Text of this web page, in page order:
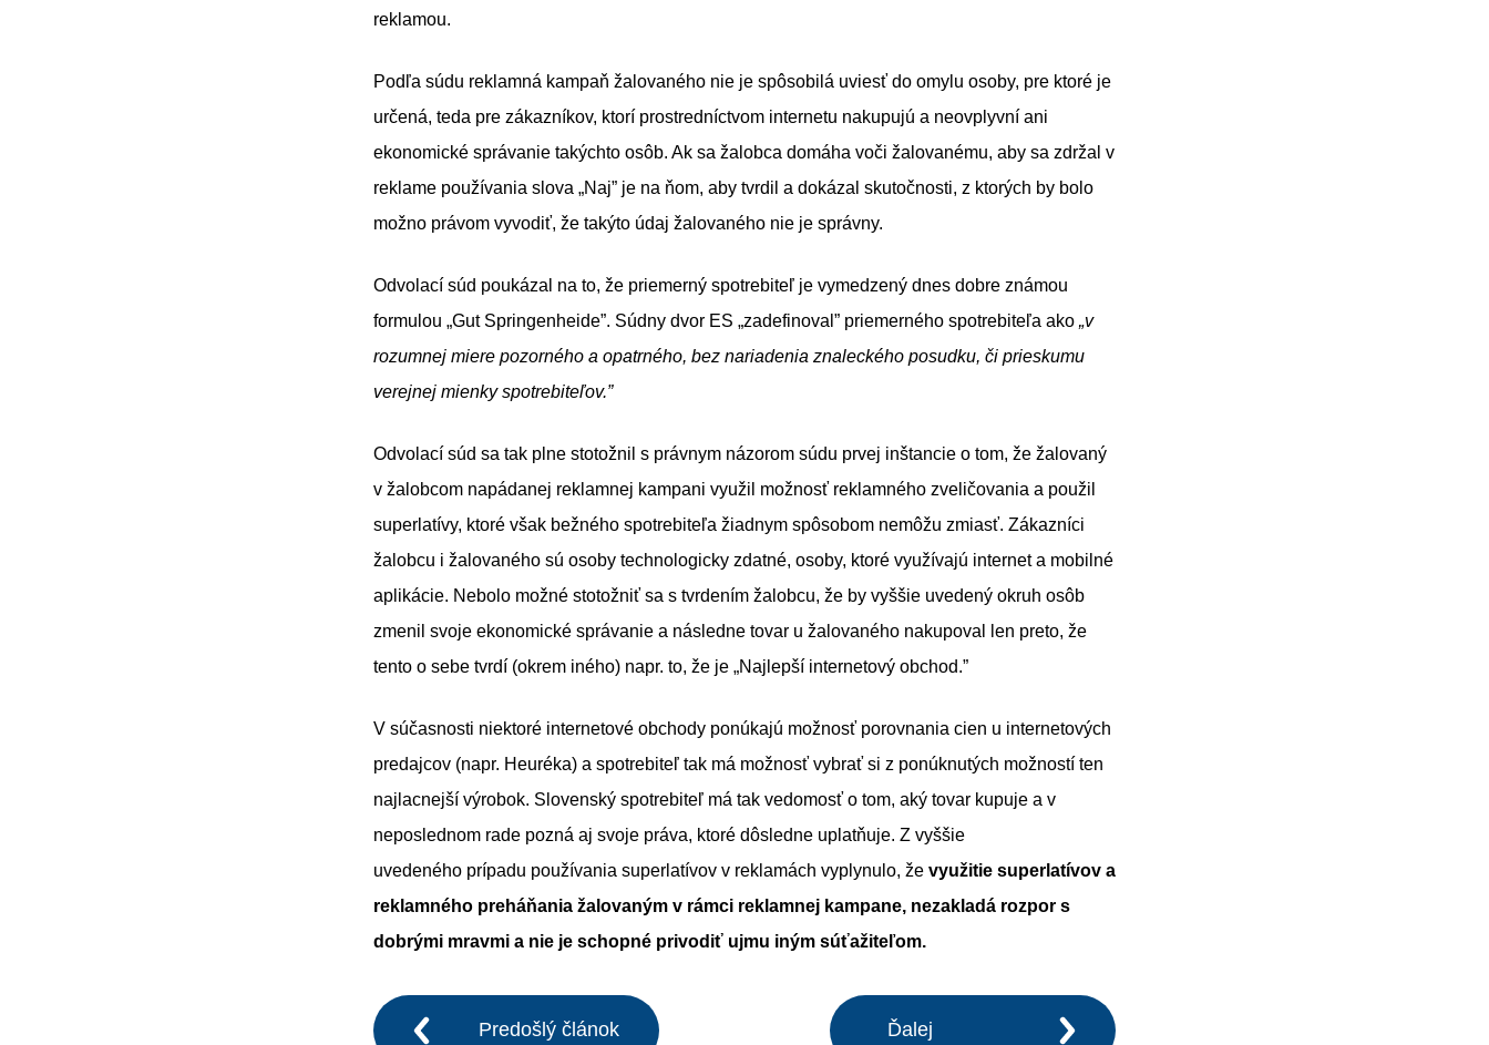
reklamou.
Podľa súdu reklamná kampaň žalovaného nie je spôsobilá uviesť do omylu osoby, pre ktoré je
určená, teda pre zákazníkov, ktorí prostredníctvom internetu nakupujú a neovplyvní ani
ekonomické správanie takýchto osôb. Ak sa žalobca domáha voči žalovanému, aby sa zdržal v
reklame používania slova „Naj” je na ňom, aby tvrdil a dokázal skutočnosti, z ktorých by bolo
možno právom vyvodiť, že takýto údaj žalovaného nie je správny.
Odvolací súd poukázal na to, že priemerný spotrebiteľ je vymedzený dnes dobre známou
formulou „Gut Springenheide”. Súdny dvor ES „zadefinoval” priemerného spotrebiteľa ako „v
rozumnej miere pozorného a opatrného, bez nariadenia znaleckého posudku, či prieskumu
verejnej mienky spotrebiteľov.”
Odvolací súd sa tak plne stotožnil s právnym názorom súdu prvej inštancie o tom, že žalovaný
v žalobcom napádanej reklamnej kampani využil možnosť reklamného zveličovania a použil
superlatívy, ktoré však bežného spotrebiteľa žiadnym spôsobom nemôžu zmiasť. Zákazníci
žalobcu i žalovaného sú osoby technologicky zdatné, osoby, ktoré využívajú internet a mobilné
aplikácie. Nebolo možné stotožniť sa s tvrdením žalobcu, že by vyššie uvedený okruh osôb
zmenil svoje ekonomické správanie a následne tovar u žalovaného nakupoval len preto, že
tento o sebe tvrdí (okrem iného) napr. to, že je „Najlepší internetový obchod.”
V súčasnosti niektoré internetové obchody ponúkajú možnosť porovnania cien u internetových
predajcov (napr. Heuréka) a spotrebiteľ tak má možnosť vybrať si z ponúknutých možností ten
najlacnejší výrobok. Slovenský spotrebiteľ má tak vedomosť o tom, aký tovar kupuje a v
neposlednom rade pozná aj svoje práva, ktoré dôsledne uplatňuje. Z vyššie
uvedeného prípadu používania superlatívov v reklamách vyplynulo, že využitie superlatívov a
reklamného preháňania žalovaným v rámci reklamnej kampane, nezakladá rozpor s
dobrými mravmi a nie je schopné privodiť ujmu iným súťažiteľom.
Predošlý článok Ďalej